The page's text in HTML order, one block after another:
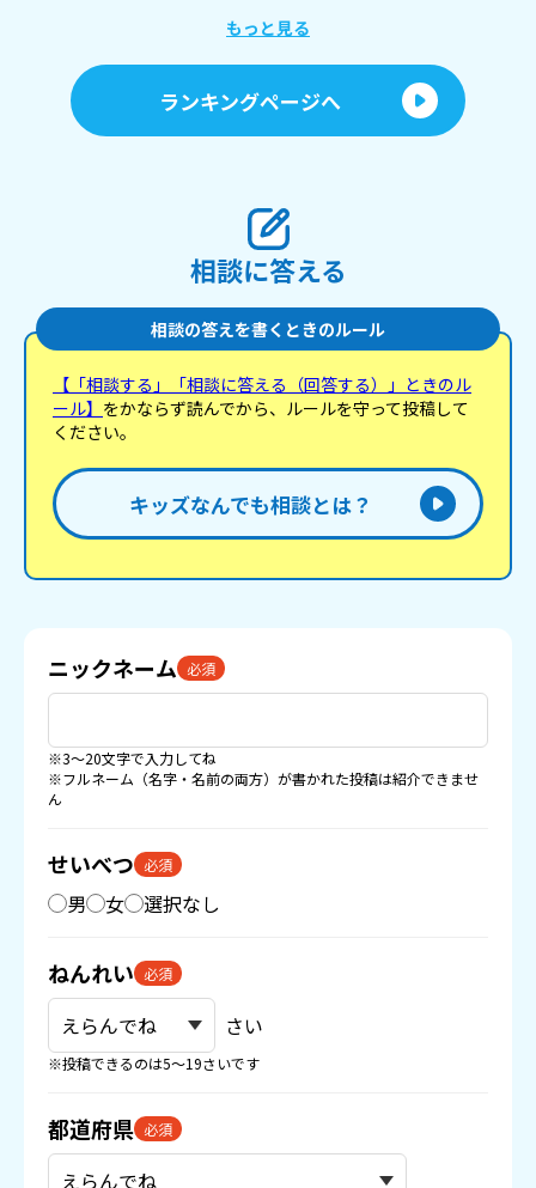
もっと見る
ランキングページへ
相談に答える
相談の答えを書くときのルール
【「相談する」「相談に答える（回答する）」ときのル
ール】 をかならず読んでから、ルールを守って投稿して
ください。
キッズなんでも相談とは？
ニックネーム 必須
※3〜20文字で入力してね
※フルネーム（名字・名前の両方）が書かれた投稿は紹介できませ
ん
せいべつ 必須
男 女 選択なし
ねんれい 必須
さい
※投稿できるのは5〜19さいです
都道府県 必須